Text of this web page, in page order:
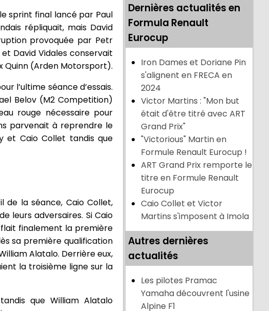
sprint final lancé par Paul
répliquait, mais David
provoquée par Petr
David Vidales conservait
Quinn (Arden Motorsport).
l’ultime séance d’essais.
Belov (M2 Competition)
rouge nécessaire pour
parvenait à reprendre le
et Caio Collet tandis que
de la séance, Caio Collet,
leurs adversaires. Si Caio
finalement la première
sa première qualification
Alatalo. Derrière eux,
la troisième ligne sur la
que William Alatalo
Dernières actualités en
Formula Renault
Eurocup
Iron Dames et Doriane Pin
s'alignent en FRECA en
2024
Victor Martins : "Mon but
était d'être titré avec ART
Grand Prix"
"Victorious" Martin en
Formule Renault Eurocup !
ART Grand Prix remporte le
titre en Formule Renault
Eurocup
Caio Collet et Victor
Martins s'imposent à Imola
Autres dernières
actualités
Les pilotes Pramac
Yamaha découvrent l'usine
Alpine F1